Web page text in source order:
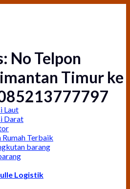
Laut
Darat
Rumah Terbaik
barang
Logistik
No Telpon
Timur ke